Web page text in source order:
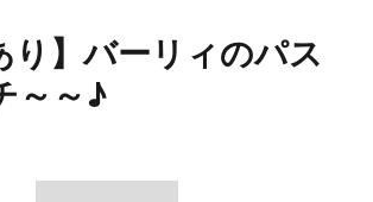
も
も
り】バーリィのパス
～～♪